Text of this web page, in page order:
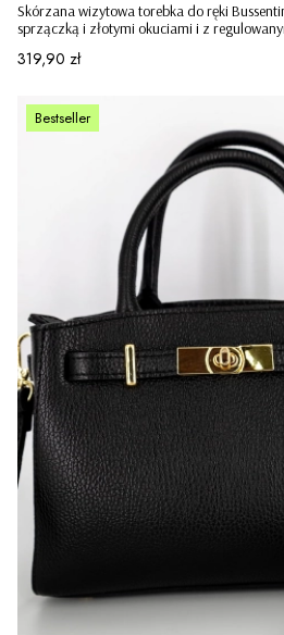
Skórzana wizytowa torebka do ręki
sprzączką i złotymi okuciami i z
Cena
319,90 zł
Bestseller